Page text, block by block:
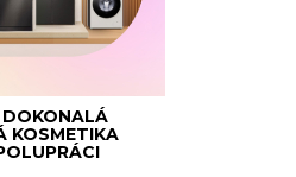
KOSMETIKA